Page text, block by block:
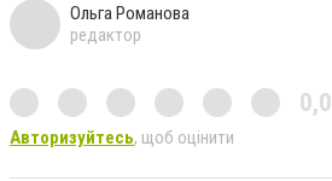
Ольга Романова
редактор
0,0
Авторизуйтесь, щоб оцінити